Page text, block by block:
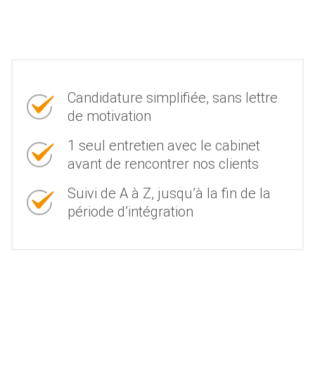
Candidature simplifiée, sans lettre
de motivation
1 seul entretien avec le cabinet
avant de rencontrer nos clients
Suivi de A à Z, jusqu’à la fin de la
période d’intégration